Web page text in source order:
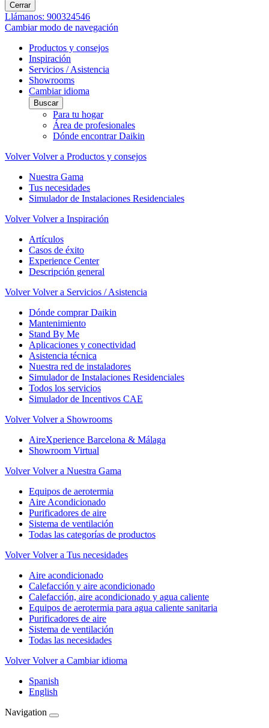
Cerrar
Llámanos: 900324546
Cambiar modo de navegación
Productos y consejos
Inspiración
Servicios / Asistencia
Showrooms
Cambiar idioma
Buscar
Para tu hogar
Área de profesionales
Dónde encontrar Daikin
Volver Volver a Productos y consejos
Nuestra Gama
Tus necesidades
Simulador de Instalaciones Residenciales
Volver Volver a Inspiración
Artículos
Casos de éxito
Experience Center
Descripción general
Volver Volver a Servicios / Asistencia
Dónde comprar Daikin
Mantenimiento
Stand By Me
Aplicaciones y conectividad
Asistencia técnica
Nuestra red de instaladores
Simulador de Instalaciones Residenciales
Todos los servicios
Simulador de Incentivos CAE
Volver Volver a Showrooms
AireXperience Barcelona & Málaga
Showroom Virtual
Volver Volver a Nuestra Gama
Equipos de aerotermia
Aire Acondicionado
Purificadores de aire
Sistema de ventilación
Todas las categorías de productos
Volver Volver a Tus necesidades
Aire acondicionado
Calefacción y aire acondicionado
Calefacción, aire acondicionado y agua caliente
Equipos de aerotermia para agua caliente sanitaria
Purificadores de aire
Sistema de ventilación
Todas las necesidades
Volver Volver a Cambiar idioma
Spanish
English
Navigation